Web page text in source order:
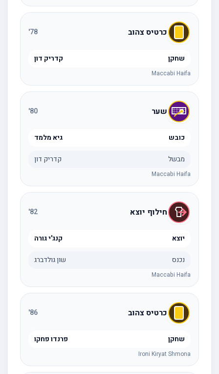
כרטיס צהוב 78
'
שחקן קדריק דון
Maccabi Haifa
שער 80
'
כובש גיא מלמד
מבשל קדריק דון
Maccabi Haifa
חילוף יוצא 82
'
יוצא קנג'י גורה
נכנס שון גולדברג
Maccabi Haifa
כרטיס צהוב 86
'
שחקן פרנדו פחקו
Ironi Kiryat Shmona